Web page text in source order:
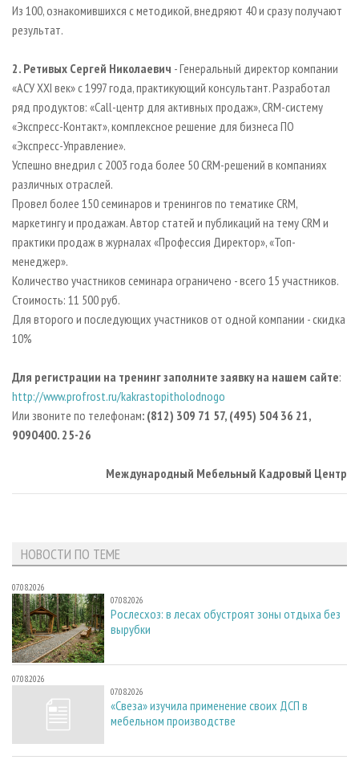
Из 100, ознакомившихся с методикой, внедряют 40 и сразу получают
результат.
2. Ретивых Сергей Николаевич - Генеральный директор компании
«АСУ XXI век» с 1997 года, практикующий консультант. Разработал
ряд продуктов: «Call-центр для активных продаж», CRM-систему
«Экспресс-Контакт», комплексное решение для бизнеса ПО
«Экспресс-Управление».
Успешно внедрил с 2003 года более 50 CRM-решений в компаниях
различных отраслей.
Провел более 150 семинаров и тренингов по тематике CRM,
маркетингу и продажам. Автор статей и публикаций на тему CRM и
практики продаж в журналах «Профессия Директор», «Топ-
менеджер».
Количество участников семинара ограничено - всего 15 участников.
Стоимость: 11 500 руб.
Для второго и последующих участников от одной компании - скидка
10%
Для регистрации на тренинг заполните заявку на нашем сайте:
http://www.profrost.ru/kakrastopitholodnogo
Или звоните по телефонам: (812) 309 71 57, (495) 504 36 21,
9090400. 25-26
Международный Мебельный Кадровый Центр
НОВОСТИ ПО ТЕМЕ
07.08.2026
07.08.2026
Рослесхоз: в лесах обустроят зоны отдыха без
вырубки
07.08.2026
07.08.2026
«Свеза» изучила применение своих ДСП в
мебельном производстве